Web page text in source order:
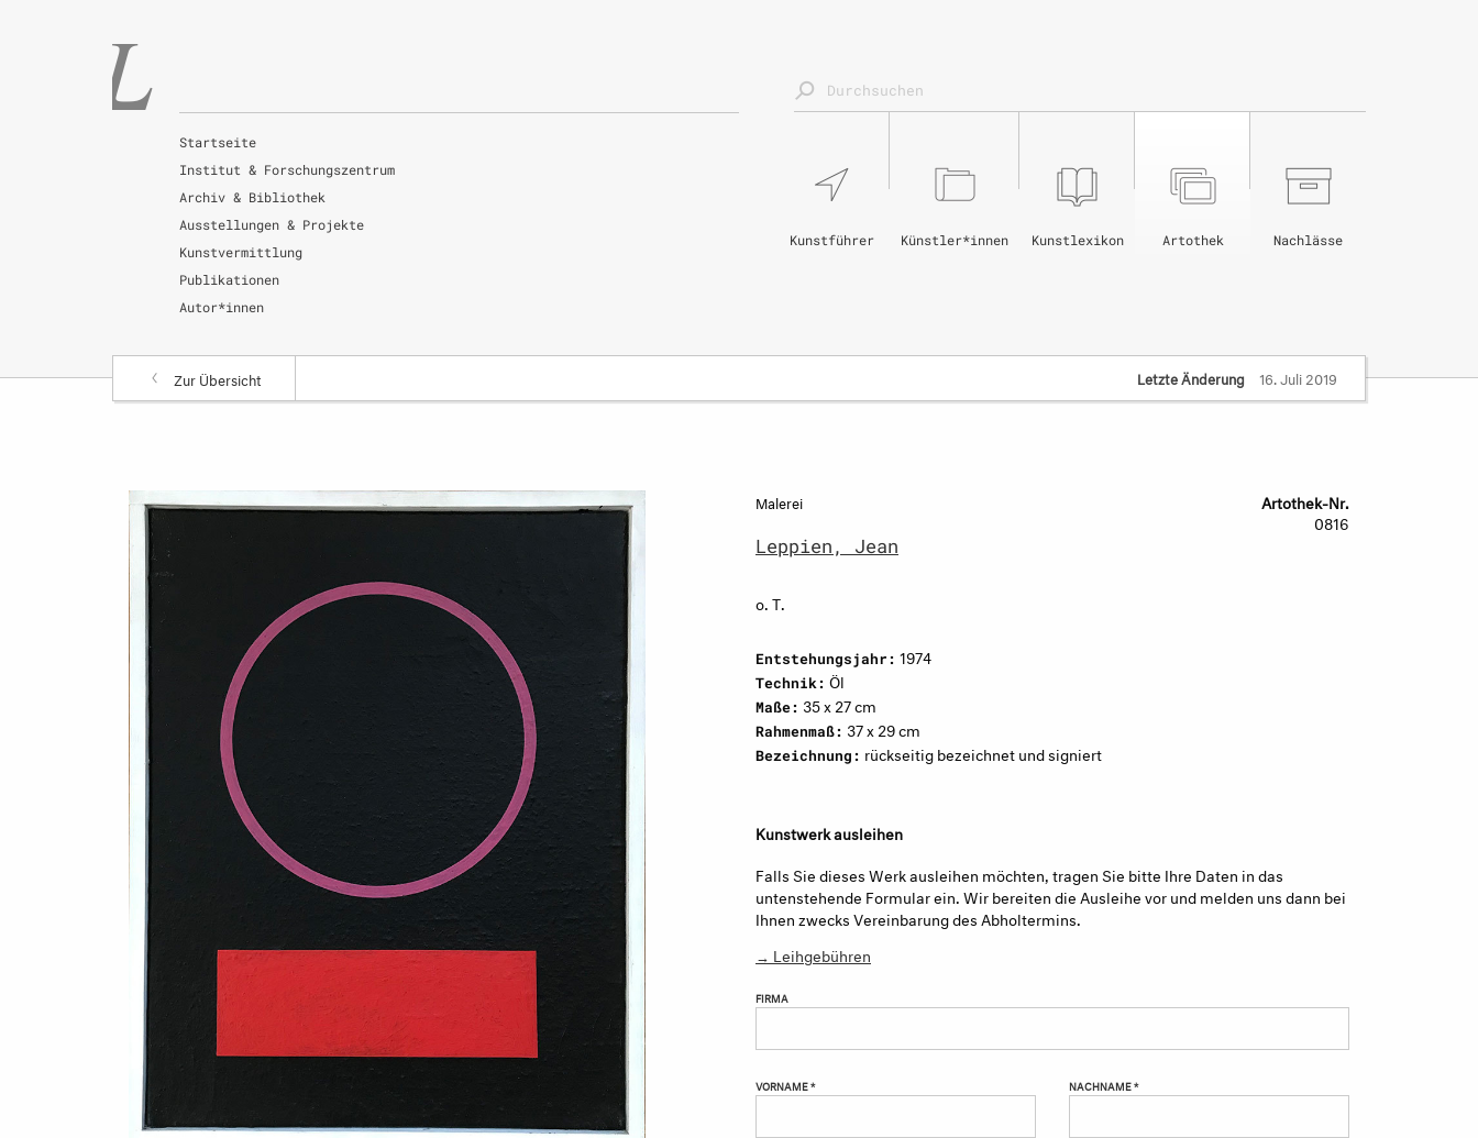
Startseite
Institut & Forschungszentrum
Archiv & Bibliothek
Ausstellungen & Projekte
Kunstvermittlung
Publikationen
Autor*innen
Nachlässe
Artothek
Kunstlexikon
Künstler*innen
Kunstführer
Zur Übersicht Letzte Änderung 16. Juli 2019
Malerei
Leppien, Jean
o. T.
Artothek-Nr.
0816
Entstehungsjahr: 1974
Technik: Öl
Maße: 35 x 27 cm
Rahmenmaß: 37 x 29 cm
Bezeichnung: rückseitig bezeichnet und signiert
Kunstwerk ausleihen
Falls Sie dieses Werk ausleihen möchten, tragen Sie bitte Ihre Daten in das
untenstehende Formular ein. Wir bereiten die Ausleihe vor und melden uns dann bei
Ihnen zwecks Vereinbarung des Abholtermins.
→ Leihgebühren
FIRMA
VORNAME * NACHNAME *